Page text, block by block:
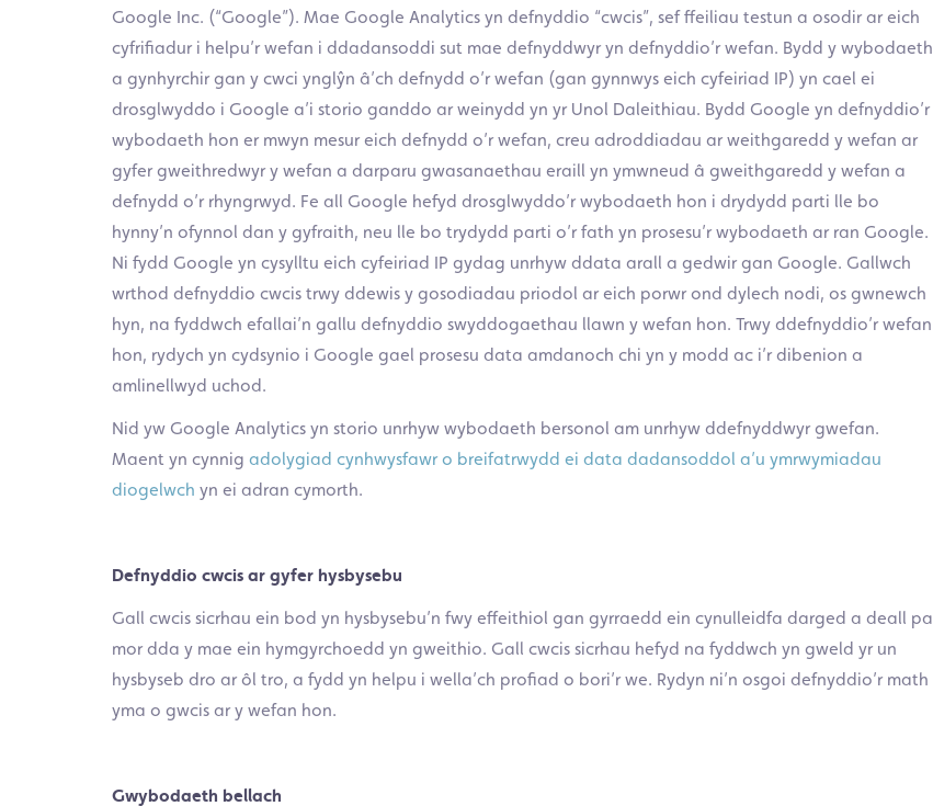
Google Inc. (“Google”). Mae Google Analytics yn defnyddio “cwcis”, sef ffeiliau testun a osodir ar eich
cyfrifiadur i helpu’r wefan i ddadansoddi sut mae defnyddwyr yn defnyddio’r wefan. Bydd y wybodaeth
a gynhyrchir gan y cwci ynglŷn â’ch defnydd o’r wefan (gan gynnwys eich cyfeiriad IP) yn cael ei
drosglwyddo i Google a’i storio ganddo ar weinydd yn yr Unol Daleithiau. Bydd Google yn defnyddio’r
wybodaeth hon er mwyn mesur eich defnydd o’r wefan, creu adroddiadau ar weithgaredd y wefan ar
gyfer gweithredwyr y wefan a darparu gwasanaethau eraill yn ymwneud â gweithgaredd y wefan a
defnydd o’r rhyngrwyd. Fe all Google hefyd drosglwyddo’r wybodaeth hon i drydydd parti lle bo
hynny’n ofynnol dan y gyfraith, neu lle bo trydydd parti o’r fath yn prosesu’r wybodaeth ar ran Google.
Ni fydd Google yn cysylltu eich cyfeiriad IP gydag unrhyw ddata arall a gedwir gan Google. Gallwch
wrthod defnyddio cwcis trwy ddewis y gosodiadau priodol ar eich porwr ond dylech nodi, os gwnewch
hyn, na fyddwch efallai’n gallu defnyddio swyddogaethau llawn y wefan hon. Trwy ddefnyddio’r wefan
hon, rydych yn cydsynio i Google gael prosesu data amdanoch chi yn y modd ac i’r dibenion a
amlinellwyd uchod.
Nid yw Google Analytics yn storio unrhyw wybodaeth bersonol am unrhyw ddefnyddwyr gwefan.
Maent yn cynnig adolygiad cynhwysfawr o breifatrwydd ei data dadansoddol a’u ymrwymiadau
diogelwch yn ei adran cymorth.
Defnyddio cwcis ar gyfer hysbysebu
Gall cwcis sicrhau ein bod yn hysbysebu’n fwy effeithiol gan gyrraedd ein cynulleidfa darged a deall pa
mor dda y mae ein hymgyrchoedd yn gweithio. Gall cwcis sicrhau hefyd na fyddwch yn gweld yr un
hysbyseb dro ar ôl tro, a fydd yn helpu i wella’ch profiad o bori’r we. Rydyn ni’n osgoi defnyddio’r math
yma o gwcis ar y wefan hon.
Gwybodaeth bellach